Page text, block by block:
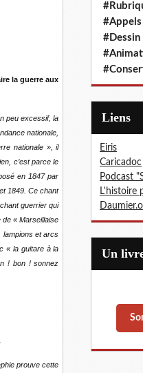
la guerre aux
peu excessif, la
nationale,
nationale », il
c’est parce le
en 1847 par
1849. Ce chant
guerrier qui
de « Marseillaise
lampions et arcs
« la guitare à la
! bon ! sonnez
prouve cette
#Dessin
Liens
Eiris
Caricadoc
Podcast
L'histoire
Un